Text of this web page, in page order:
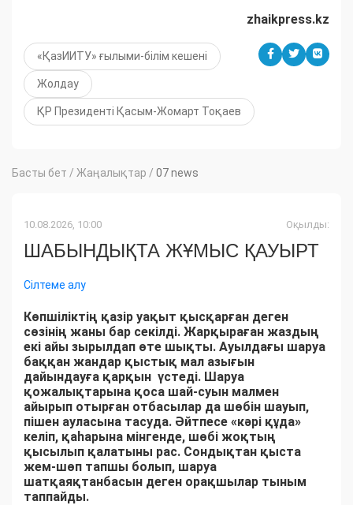
zhaikpress.kz
«ҚазИИТУ» ғылыми-білім кешені
Жолдау
ҚР Президенті Қасым-Жомарт Тоқаев
Басты бет / Жаңалықтар / 07 news
10.08.2026, 10:00 Оқылды:
ШАБЫНДЫҚТА ЖҰМЫС ҚАУЫРТ
Сілтеме алу
Көпшіліктің қазір уақыт қысқарған деген
сөзінің жаны бар секілді. Жарқыраған жаздың
екі айы зырылдап өте шықты. Ауылдағы шаруа
баққан жандар қыстық мал азығын
дайындауға қарқын үстеді. Шаруа
қожалықтарына қоса шай-суын малмен
айырып отырған отбасылар да шөбін шауып,
пішен ауласына тасуда. Әйтпесе «кәрі құда»
келіп, қаһарына мінгенде, шөбі жоқтың
қысылып қалатыны рас. Сондықтан қыста
жем-шөп тапшы болып, шаруа
шатқаяқтанбасын деген орақшылар тыным
таппайды.